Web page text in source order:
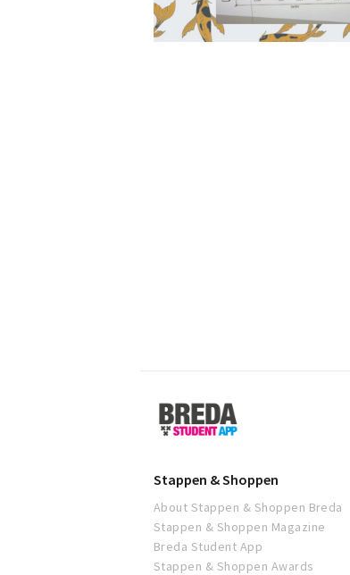
Breda
Student
App
Stappen & Shoppen
About Stappen & Shoppen Breda
Stappen & Shoppen Magazine
Breda Student App
Stappen & Shoppen Awards